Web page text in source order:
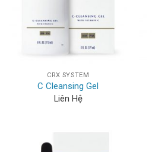
CRX SYSTEM
C Cleansing Gel
Liên Hệ